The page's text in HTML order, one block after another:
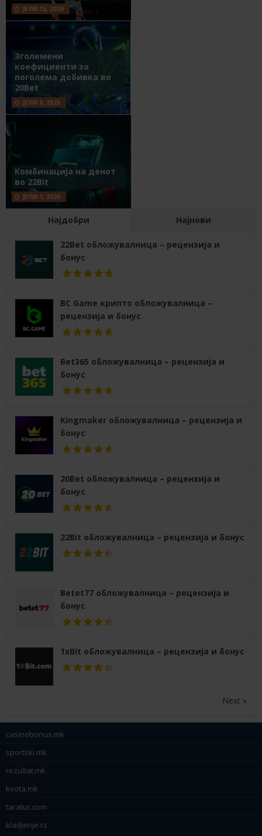
ЈУЛИ 15, 2026
Зголемени
коефициенти за
поголема добивка во
20Bet
ЈУЛИ 8, 2026
Комбинација на денот
во 22Bit
ЈУЛИ 1, 2026
Најдобри Најнови
22Bet обложувалница – рецензија и
бонус
BC Game крипто обложувалница –
рецензија и бонус
Bet365 обложувалница – рецензија и
бонус
Kingmaker обложувалница – рецензија и
бонус
20Bet обложувалница – рецензија и
бонус
22Bit обложувалница – рецензија и бонус
Betet77 обложувалница – рецензија и
бонус
1xBit обложувалница – рецензија и бонус
Next »
casinobonus.mk
sportski.mk
rezultat.mk
kvota.mk
taratur.com
kladjenje.rs